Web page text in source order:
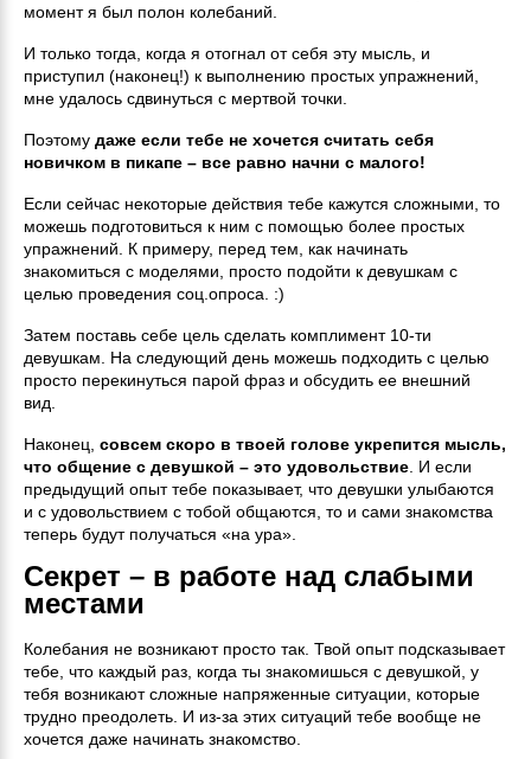
момент я был полон колебаний.
И только тогда, когда я отогнал от себя эту мысль, и
приступил (наконец!) к выполнению простых упражнений,
мне удалось сдвинуться с мертвой точки.
Поэтому даже если тебе не хочется считать себя
новичком в пикапе – все равно начни с малого!
Если сейчас некоторые действия тебе кажутся сложными, то
можешь подготовиться к ним с помощью более простых
упражнений. К примеру, перед тем, как начинать
знакомиться с моделями, просто подойти к девушкам с
целью проведения соц.опроса. :)
Затем поставь себе цель сделать комплимент 10-ти
девушкам. На следующий день можешь подходить с целью
просто перекинуться парой фраз и обсудить ее внешний
вид.
Наконец, совсем скоро в твоей голове укрепится мысль,
что общение с девушкой – это удовольствие . И если
предыдущий опыт тебе показывает, что девушки улыбаются
и с удовольствием с тобой общаются, то и сами знакомства
теперь будут получаться «на ура».
Секрет – в работе над слабыми
местами
Колебания не возникают просто так. Твой опыт подсказывает
тебе, что каждый раз, когда ты знакомишься с девушкой, у
тебя возникают сложные напряженные ситуации, которые
трудно преодолеть. И из-за этих ситуаций тебе вообще не
хочется даже начинать знакомство.